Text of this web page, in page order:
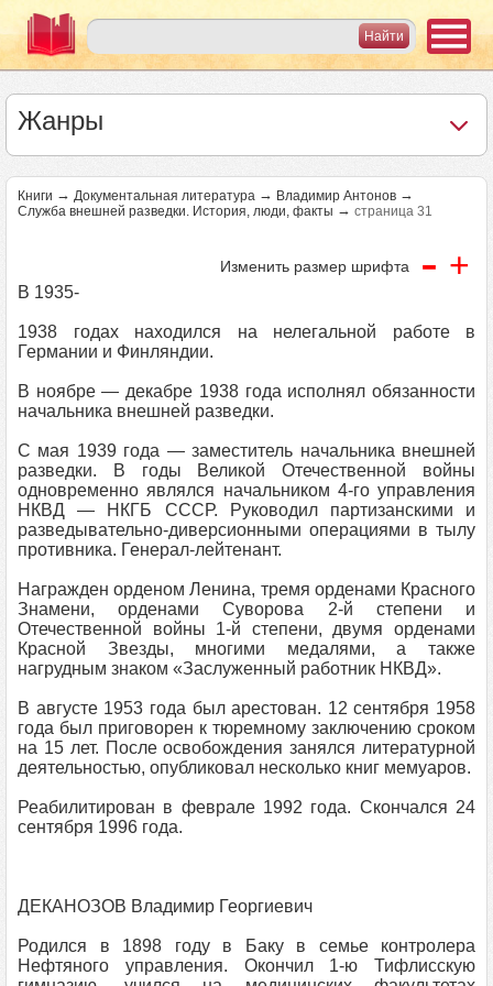
Жанры
Книги → Документальная литература → Владимир Антонов →
Служба внешней разведки. История, люди, факты → страница 31
Изменить размер шрифта - +
В 1935-
1938 годах находился на нелегальной работе в
Германии и Финляндии.
В ноябре — декабре 1938 года исполнял обязанности
начальника внешней разведки.
С мая 1939 года — заместитель начальника внешней
разведки. В годы Великой Отечественной войны
одновременно являлся начальником 4-го управления
НКВД — НКГБ СССР. Руководил партизанскими и
разведывательно-диверсионными операциями в тылу
противника. Генерал-лейтенант.
Награжден орденом Ленина, тремя орденами Красного
Знамени, орденами Суворова 2-й степени и
Отечественной войны 1-й степени, двумя орденами
Красной Звезды, многими медалями, а также
нагрудным знаком «Заслуженный работник НКВД».
В августе 1953 года был арестован. 12 сентября 1958
года был приговорен к тюремному заключению сроком
на 15 лет. После освобождения занялся литературной
деятельностью, опубликовал несколько книг мемуаров.
Реабилитирован в феврале 1992 года. Скончался 24
сентября 1996 года.
ДЕКАНОЗОВ Владимир Георгиевич
Родился в 1898 году в Баку в семье контролера
Нефтяного управления. Окончил 1-ю Тифлисскую